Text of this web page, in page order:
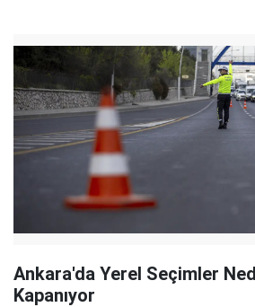
Ankara'da Yerel Seçimler
Kapanıyor